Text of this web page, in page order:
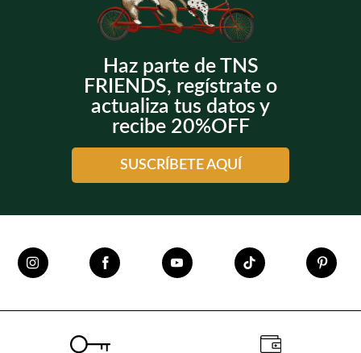
Haz parte de TNS
FRIENDS, regístrate o
actualiza tus datos y
recibe 20%OFF
SUSCRÍBETE AQUÍ